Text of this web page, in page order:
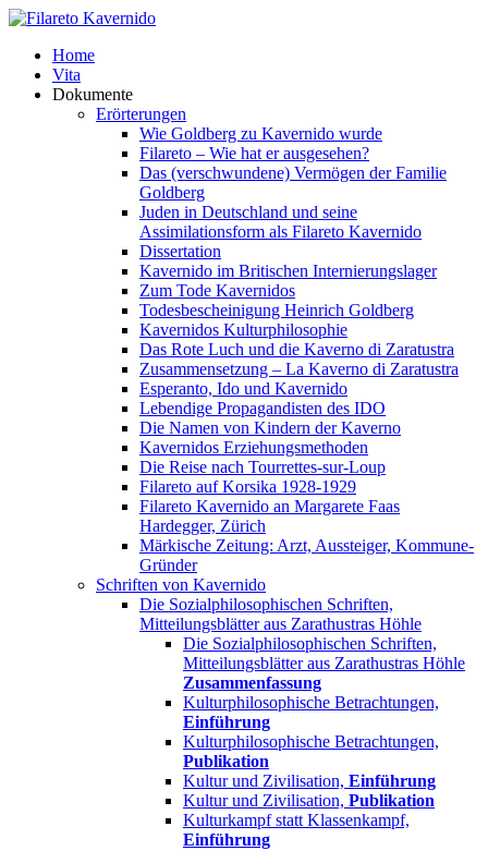
Home
Vita
Dokumente
Erörterungen
Wie Goldberg zu Kavernido wurde
Filareto – Wie hat er ausgesehen?
Das (verschwundene) Vermögen der Familie
Goldberg
Juden in Deutschland und seine
Assimilationsform als Filareto Kavernido
Dissertation
Kavernido im Britischen Internierungslager
Zum Tode Kavernidos
Todesbescheinigung Heinrich Goldberg
Kavernidos Kulturphilosophie
Das Rote Luch und die Kaverno di Zaratustra
Zusammensetzung – La Kaverno di Zaratustra
Esperanto, Ido und Kavernido
Lebendige Propagandisten des IDO
Die Namen von Kindern der Kaverno
Kavernidos Erziehungsmethoden
Die Reise nach Tourrettes-sur-Loup
Filareto auf Korsika 1928-1929
Filareto Kavernido an Margarete Faas
Hardegger, Zürich
Märkische Zeitung: Arzt, Aussteiger, Kommune-
Gründer
Schriften von Kavernido
Die Sozialphilosophischen Schriften,
Mitteilungsblätter aus Zarathustras Höhle
Die Sozialphilosophischen Schriften,
Mitteilungsblätter aus Zarathustras Höhle
Zusammenfassung
Kulturphilosophische Betrachtungen,
Einführung
Kulturphilosophische Betrachtungen,
Publikation
Kultur und Zivilisation, Einführung
Kultur und Zivilisation, Publikation
Kulturkampf statt Klassenkampf,
Einführung